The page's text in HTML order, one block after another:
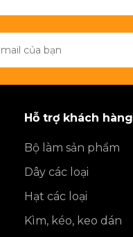
Hỗ trợ khách hàng
Bộ làm sản phẩm
Dây các loại
Hạt các loại
Kìm, kéo, keo dán